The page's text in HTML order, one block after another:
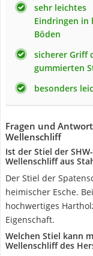
sehr leichtes
Eindringen in
Böden
sicherer Griff
gummierten
besonders
Fragen und
Wellenschliff
Ist der Stiel der
Wellenschliff aus
Der Stiel der
heimischer Esche.
hochwertiges
Eigenschaft.
Welchen Stiel kann
Wellenschliff des